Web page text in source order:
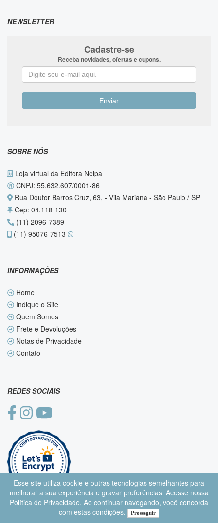
Esse site utiliza cookie e outras tecnologias semelhantes para
melhorar a sua experiência e gravar preferências. Acesse nossa
Política de Privacidade. Ao continuar navegando, você concorda
com estas condições.
Prosseguir
NEWSLETTER
Cadastre-se
Receba novidades, ofertas e cupons.
SOBRE NÓS
Loja virtual da Editora Nelpa
CNPJ: 55.632.607/0001-86
Rua Doutor Barros Cruz, 63, - Vila Mariana - São Paulo / SP
Cep: 04.118-130
(11) 2096-7389
(11) 95076-7513
INFORMAÇÕES
Home
Indique o Site
Quem Somos
Frete e Devoluções
Notas de Privacidade
Contato
REDES SOCIAIS
Lojas VirtuaisBR